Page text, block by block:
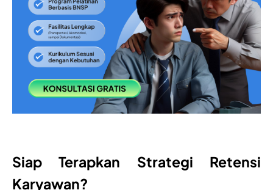
Siap Terapkan Strategi Retensi
Karyawan?